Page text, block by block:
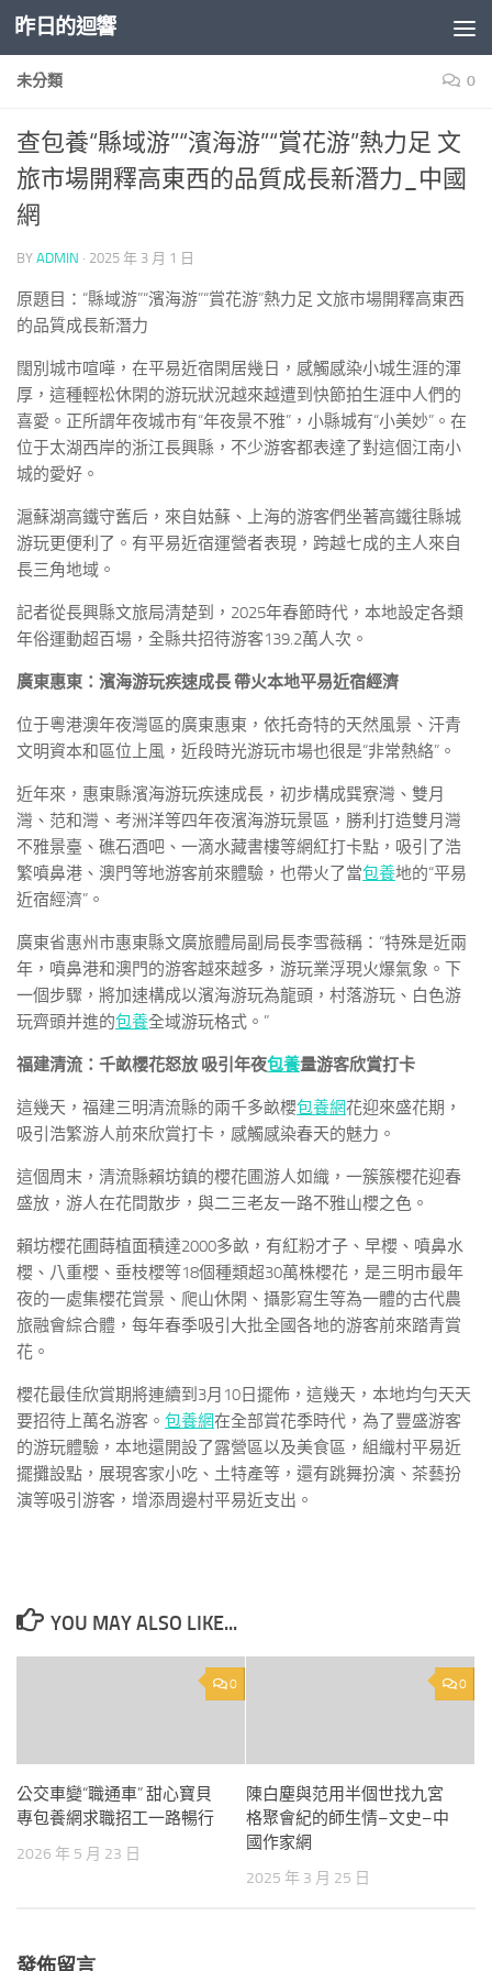
Skip to content
昨日的迴響
未分類 0
查包養“縣域游”“濱海游”“賞花游”熱力足 文
旅市場開釋高東西的品質成長新潛力_中國
網
BY ADMIN · 2025 年 3 月 1 日
原題目：“縣域游”“濱海游”“賞花游”熱力足 文旅市場開釋高東西
的品質成長新潛力
闊別城市喧嘩，在平易近宿閑居幾日，感觸感染小城生涯的渾
厚，這種輕松休閑的游玩狀況越來越遭到快節拍生涯中人們的
喜愛。正所謂年夜城市有“年夜景不雅”，小縣城有“小美妙”。在
位于太湖西岸的浙江長興縣，不少游客都表達了對這個江南小
城的愛好。
滬蘇湖高鐵守舊后，來自姑蘇、上海的游客們坐著高鐵往縣城
游玩更便利了。有平易近宿運營者表現，跨越七成的主人來自
長三角地域。
記者從長興縣文旅局清楚到，2025年春節時代，本地設定各類
年俗運動超百場，全縣共招待游客139.2萬人次。
廣東惠東：濱海游玩疾速成長 帶火本地平易近宿經濟
位于粵港澳年夜灣區的廣東惠東，依托奇特的天然風景、汗青
文明資本和區位上風，近段時光游玩市場也很是“非常熱絡”。
近年來，惠東縣濱海游玩疾速成長，初步構成巽寮灣、雙月
灣、范和灣、考洲洋等四年夜濱海游玩景區，勝利打造雙月灣
不雅景臺、礁石酒吧、一滴水藏書樓等網紅打卡點，吸引了浩
繁噴鼻港、澳門等地游客前來體驗，也帶火了當包養地的“平易
近宿經濟”。
廣東省惠州市惠東縣文廣旅體局副局長李雪薇稱：“特殊是近兩
年，噴鼻港和澳門的游客越來越多，游玩業浮現火爆氣象。下
一個步驟，將加速構成以濱海游玩為龍頭，村落游玩、白色游
玩齊頭并進的包養全域游玩格式。”
福建清流：千畝櫻花怒放 吸引年夜包養量游客欣賞打卡
這幾天，福建三明清流縣的兩千多畝櫻包養網花迎來盛花期，
吸引浩繁游人前來欣賞打卡，感觸感染春天的魅力。
這個周末，清流縣賴坊鎮的櫻花圃游人如織，一簇簇櫻花迎春
盛放，游人在花間散步，與二三老友一路不雅山櫻之色。
賴坊櫻花圃蒔植面積達2000多畝，有紅粉才子、早櫻、噴鼻水
櫻、八重櫻、垂枝櫻等18個種類超30萬株櫻花，是三明市最年
夜的一處集櫻花賞景、爬山休閑、攝影寫生等為一體的古代農
旅融會綜合體，每年春季吸引大批全國各地的游客前來踏青賞
花。
櫻花最佳欣賞期將連續到3月10日擺佈，這幾天，本地均勻天天
要招待上萬名游客。 包養網在全部賞花季時代，為了豐盛游客
的游玩體驗，本地還開設了露營區以及美食區，組織村平易近
擺攤設點，展現客家小吃、土特產等，還有跳舞扮演、茶藝扮
演等吸引游客，增添周邊村平易近支出。
YOU MAY ALSO LIKE...
0
公交車變“職通車” 甜心寶貝
專包養網求職招工一路暢行
2026 年 5 月 23 日
0
陳白塵與范用半個世找九宮
格聚會紀的師生情–文史–中
國作家網
2025 年 3 月 25 日